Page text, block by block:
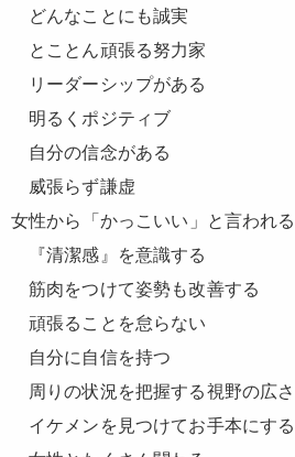
どんなことにも誠実
とことん頑張る努力家
リーダーシップがある
明るくポジティブ
自分の信念がある
威張らず謙虚
女性から「かっこいい」と言われ
『清潔感』を意識する
筋肉をつけて姿勢も改善する
頑張ることを怠らない
自分に自信を持つ
周りの状況を把握する視野の広
イケメンを見つけてお手本にする